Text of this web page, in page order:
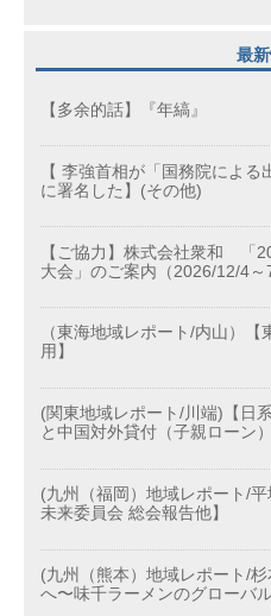
最
【多余的話】『年縞』
【 李強首相が「国務院によ
に署名した】(その他)
【ご協力】株式会社衆和 「
大会」のご案内（2026/12/4～7
（東海地域レポート/内山）
用】
(関東地域レポート/川端)【日
と中国対外貸付（子親ローン
(九州（福岡）地域レポート/
未来委員会 総会報告他】
(九州（熊本）地域レポート/
へ〜味千ラーメンのグローバル